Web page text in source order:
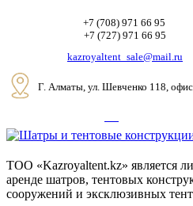
+7 (708) 971 66 95
+7 (727) 971 66 95
kazroyaltent_sale@mail.ru
Г. Алматы, ул. Шевченко 118,
ТОО «Kazroyaltent.kz» является
аренде шатров, тентовых
сооружений и эксклюзивных